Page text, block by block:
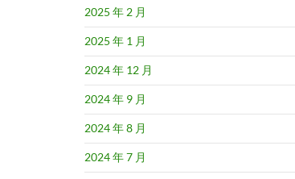
2025 年 2 月
2025 年 1 月
2024 年 12 月
2024 年 9 月
2024 年 8 月
2024 年 7 月